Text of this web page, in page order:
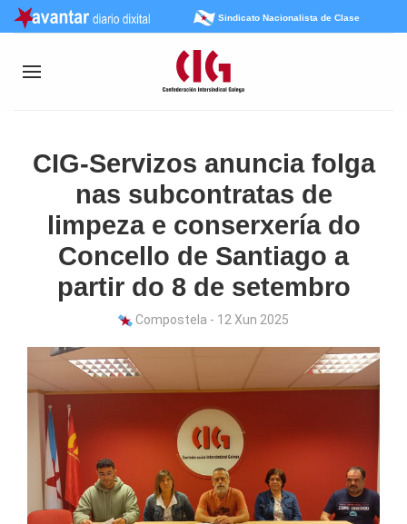
Sindicato Nacionalista de Clase
CIG-Servizos anuncia folga
nas subcontratas de
limpeza e conserxería do
Concello de Santiago a
partir do 8 de setembro
Compostela - 12 Xun 2025